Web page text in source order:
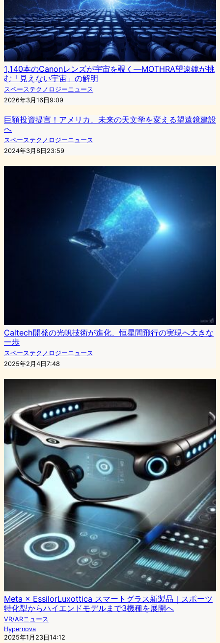
1,140本のCanonレンズが宇宙を覗く—MOTHRA望遠鏡が挑
む「見えない宇宙」の解明
スペーステクノロジーニュース
2026年3月16日9:09
巨額投資提言！アメリカ、未来の天文学を変える望遠鏡建設
へ
スペーステクノロジーニュース
2024年3月8日23:59
Caltech開発の光帆技術が進化、恒星間飛行の実現へ大きな
一歩
スペーステクノロジーニュース
2025年2月4日7:48
Meta × EssilorLuxottica スマートグラス新製品｜スポーツ
特化型からハイエンドモデルまで3機種を展開へ
VR/ARニュース
Hypernova
2025年1月23日14:12